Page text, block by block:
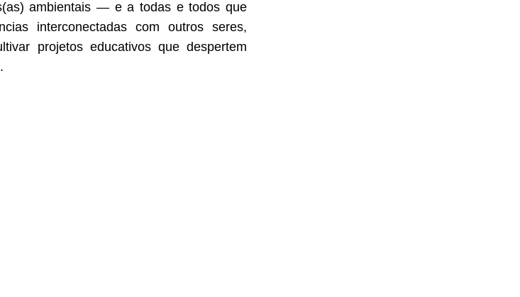
ambientais — e a todas e todos que
interconectadas com outros seres,
projetos educativos que despertem